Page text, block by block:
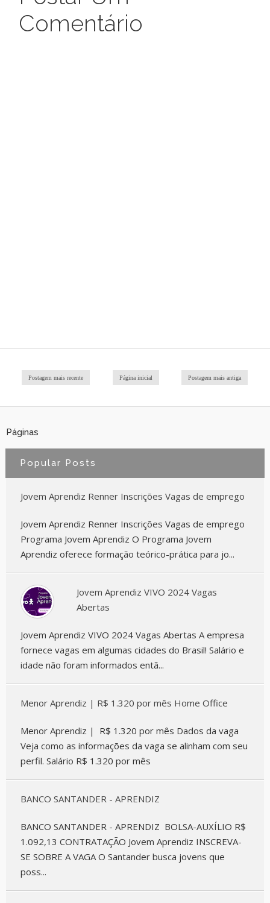
Comentário
Postagem mais recente Postagem mais antiga
Página inicial
Páginas
Popular Posts
Jovem Aprendiz Renner Inscrições Vagas de emprego
Jovem Aprendiz Renner Inscrições Vagas de emprego
Programa Jovem Aprendiz O Programa Jovem
Aprendiz oferece formação teórico-prática para jo...
Jovem Aprendiz VIVO 2024 Vagas
Abertas
Jovem Aprendiz VIVO 2024 Vagas Abertas A empresa
fornece vagas em algumas cidades do Brasil! Salário e
idade não foram informados entã...
Menor Aprendiz | R$ 1.320 por mês Home Office
Menor Aprendiz | R$ 1.320 por mês Dados da vaga
Veja como as informações da vaga se alinham com seu
perfil. Salário R$ 1.320 por mês
BANCO SANTANDER - APRENDIZ
BANCO SANTANDER - APRENDIZ BOLSA-AUXÍLIO R$
1.092,13 CONTRATAÇÃO Jovem Aprendiz INSCREVA-
SE SOBRE A VAGA O Santander busca jovens que
poss...